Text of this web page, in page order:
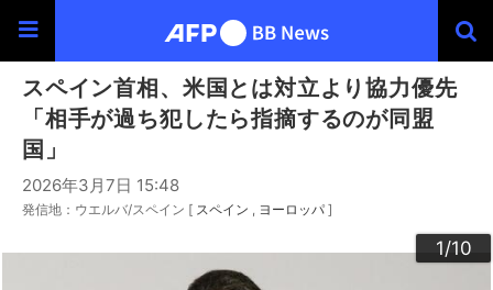
スペイン首相、米国とは対立より協力優先
「相手が過ち犯したら指摘するのが同盟
国」
2026年3月7日 15:48
発信地：ウエルバ/スペイン [ スペイン ヨーロッパ ]
1/10
2/10
3/10
4/10
5/10
6/10
7/10
8/10
9/10
10/10